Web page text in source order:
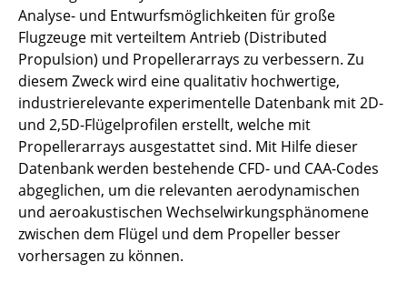
Flybots
HGP2A
HyPe
iLCS
INDIGO
INFRa
InPAH
Analyse- und Entwurfsmöglichkeiten für große
Flugzeuge mit verteiltem Antrieb (Distributed
Propulsion) und Propellerarrays zu verbessern. Zu
diesem Zweck wird eine qualitativ hochwertige,
industrierelevante experimentelle Datenbank mit 2D-
und 2,5D-Flügelprofilen erstellt, welche mit
Propellerarrays ausgestattet sind. Mit Hilfe dieser
Datenbank werden bestehende CFD- und CAA-Codes
abgeglichen, um die relevanten aerodynamischen
und aeroakustischen Wechselwirkungsphänomene
zwischen dem Flügel und dem Propeller besser
vorhersagen zu können.